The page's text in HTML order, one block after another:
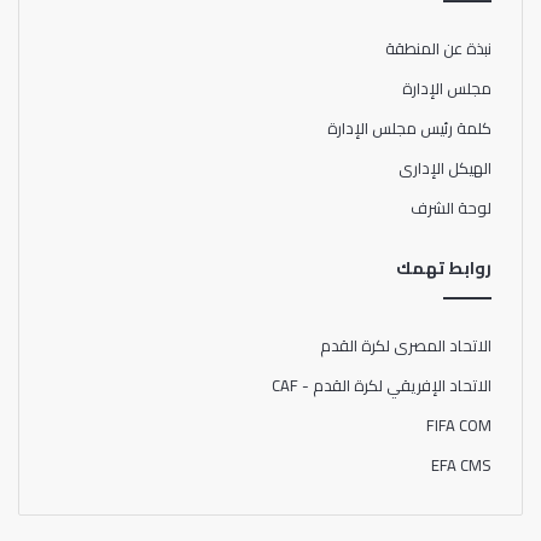
ومن جانبه أكد المدير الفني أن جميع لاعبي المنتخب الوطني
المصرى يعرفون جيدا قيمة الانضمام للمنتخب المصرى العريق
ومستعدون لبذل أقصى جهدهم من أجل إسعاد جماهير الرياضة
المصرية.
المستمرة للمنتخب المصرى وتيسير كافة السبل من أجل تهيئة
الأجواء المناسبة لتحقيق الانجاز
نبذة عن المنطقة
مجلس الإدارة
كلمة رئيس مجلس الإدارة
الهيكل الإدارى
لوحة الشرف
روابط تهمك
الاتحاد المصرى لكرة القدم
الاتحاد الإفريقي لكرة القدم - CAF
FIFA COM
EFA CMS